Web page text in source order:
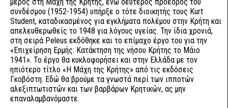
συνδέσμου (1952-1954) υπήρξε ο τότε διοικητής τους Kurt
Student, καταδικασμένος για εγκλήματα πολέμου στην Κρήτη και
απελευθερωθείς το 1948 για λόγους υγείας. Την ίδια χρονιά,
στη σειρά Peleus εκδόθηκε και το επίμαχο έργο του για την
«Επιχείρηση Ερμής: Κατάκτηση της νήσου Κρήτης το Μάιο
1941». Το έργο θα κυκλοφορήσει και στην Ελλάδα με τον
ηπιότερο τίτλο «Η Μάχη της Κρήτης» από τις εκδόσεις
Γκοβόστη. Εδώ θα βρούμε τα γνωστά περί των ιπποτών
αλεξιπτωτιστών και των βαρβάρων Κρητικών, ας μην
επαναλαμβανόμαστε.